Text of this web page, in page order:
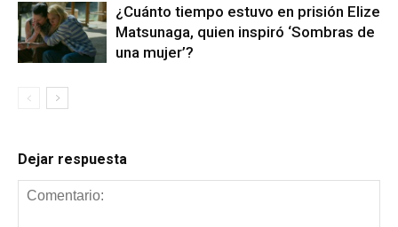
¿Cuánto tiempo estuvo en prisión Elize
Matsunaga, quien inspiró ‘Sombras de
una mujer’?
Dejar respuesta